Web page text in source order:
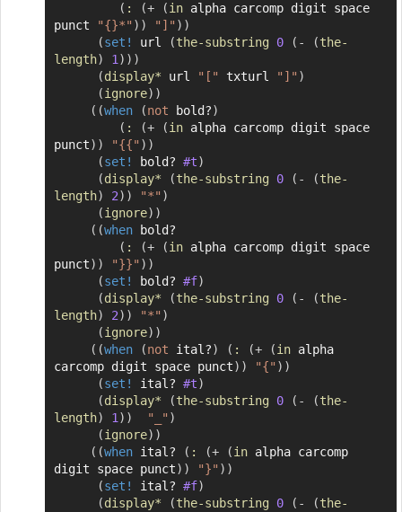
( : (+ (in alpha carcomp digit space
punct
"{}*" ) ) "]" ) )
(set! url (the-substring 0 ( - (the-
length) 1) ) )
(display* url "[" txturl "]" )
(ignore) )
( (when (not bold?)
( : (+ (in alpha carcomp digit space
punct) ) "{{" ) )
(set! bold? #t)
(display* (the-substring 0 ( - (the-
length) 2) ) "*" )
(ignore) )
( (when bold?
( : (+ (in alpha carcomp digit space
punct) ) "}}" ) )
(set! bold? #f)
(display* (the-substring 0 ( - (the-
length) 2) ) "*" )
(ignore) )
( (when (not ital?) ( : (+ (in alpha
carcomp digit space punct) ) "{" ) )
(set! ital? #t)
(display* (the-substring 0 ( - (the-
length) 1) ) "_" )
(ignore) )
( (when ital? ( : (+ (in alpha carcomp
digit space punct) ) "}" ) )
(set! ital? #f)
(display* (the-substring 0 ( - (the-